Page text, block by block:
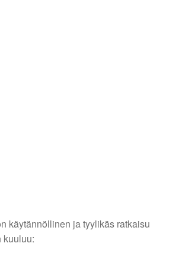
käytännöllinen ja tyylikäs ratkaisu
kuuluu: